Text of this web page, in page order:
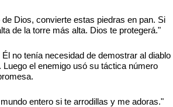
Dios, convierte estas piedras en pan. Si
de la torre más alta. Dios te protegerá."
no tenía necesidad de demostrar al diablo
Luego el enemigo usó su táctica número
entero si te arrodillas y me adoras."